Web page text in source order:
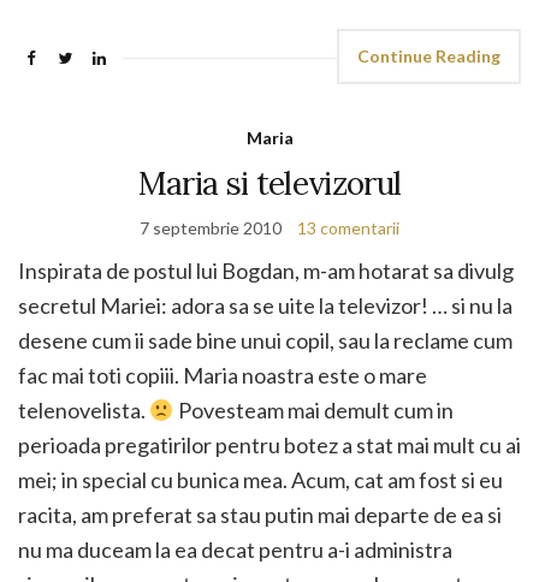
Continue Reading
Maria
Maria si televizorul
7 septembrie 2010 13 comentarii
Inspirata de postul lui Bogdan, m-am hotarat sa divulg
secretul Mariei: adora sa se uite la televizor! … si nu la
desene cum ii sade bine unui copil, sau la reclame cum
fac mai toti copiii. Maria noastra este o mare
telenovelista.
Povesteam mai demult cum in
perioada pregatirilor pentru botez a stat mai mult cu ai
mei; in special cu bunica mea. Acum, cat am fost si eu
racita, am preferat sa stau putin mai departe de ea si
nu ma duceam la ea decat pentru a-i administra